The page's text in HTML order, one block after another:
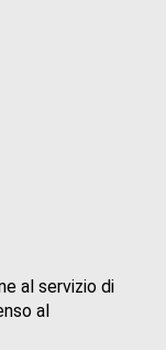
al servizio di
al